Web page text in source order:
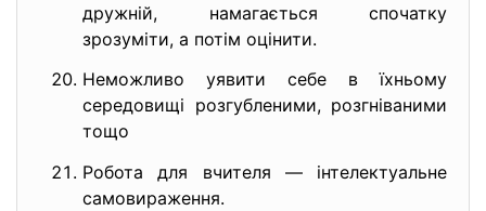
дружній, намагається спочатку
зрозуміти, а потім оцінити.
Неможливо уявити себе в їхньому
середовищі розгубленими, розгніваними
тощо
Робота для вчителя — інтелектуальне
самовираження.